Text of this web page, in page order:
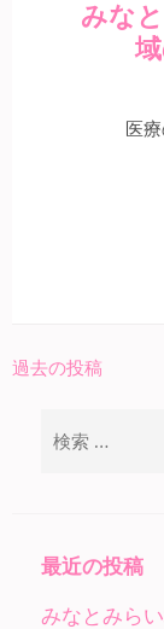
みな
医
過去の投稿
最近の投稿
みなとみら